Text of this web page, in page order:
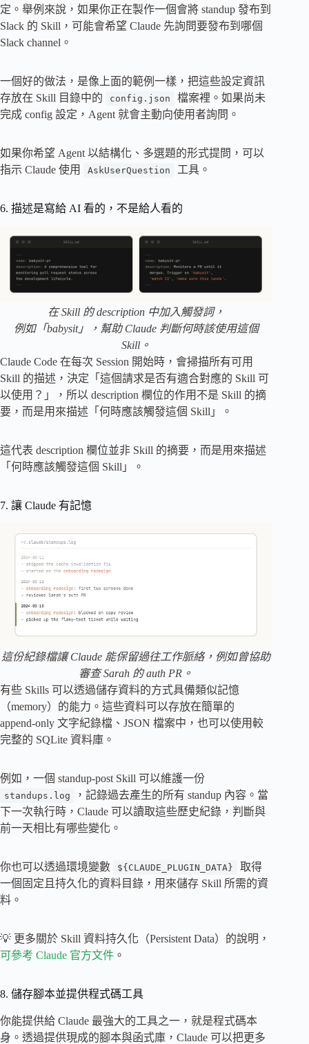
定。舉例來說，如果你正在製作一個會將 standup 發布到
Slack 的 Skill，可能會希望 Claude 先詢問要發布到哪個
Slack channel。
一個好的做法，是像上面的範例一樣，把這些設定資訊
存放在 Skill 目錄中的
config.json
檔案裡。如果尚未
完成 config 設定，Agent 就會主動向使用者詢問。
如果你希望 Agent 以結構化、多選題的形式提問，可以
指示 Claude 使用
AskUserQuestion 工具。
6. 描述是寫給 AI 看的，不是給人看的
在 Skill 的 description 中加入觸發詞，
例如「babysit」，幫助 Claude 判斷何時該使用這個
Skill。
Claude Code 在每次 Session 開始時，會掃描所有可用
Skill 的描述，決定「這個請求是否有適合對應的 Skill 可
以使用？」，所以 description 欄位的作用不是 Skill 的摘
要，而是用來描述「何時應該觸發這個 Skill」。
這代表 description 欄位並非 Skill 的摘要，而是用來描述
「何時應該觸發這個 Skill」。
7. 讓 Claude 有記憶
這份紀錄檔讓 Claude 能保留過往工作脈絡，例如曾協助
審查 Sarah 的 auth PR。
有些 Skills 可以透過儲存資料的方式具備類似記憶
（memory）的能力。這些資料可以存放在簡單的
append-only 文字紀錄檔、JSON 檔案中，也可以使用較
完整的 SQLite 資料庫。
例如，一個 standup-post Skill 可以維護一份
standups.log
，記錄過去產生的所有 standup 內容。當
下一次執行時，Claude 可以讀取這些歷史紀錄，判斷與
前一天相比有哪些變化。
你也可以透過環境變數 ${CLAUDE_PLUGIN_DATA}
取得
一個固定且持久化的資料目錄，用來儲存 Skill 所需的資
料。
💡 更多關於 Skill 資料持久化（Persistent Data）的說明，
可參考 Claude 官方文件 。
8. 儲存腳本並提供程式碼工具
你能提供給 Claude 最強大的工具之一，就是程式碼本
身。透過提供現成的腳本與函式庫，Claude 可以把更多